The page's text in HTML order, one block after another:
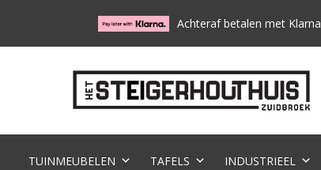
Achteraf betalen met Klarna
TUINMEUBELEN TAFELS INDUSTRIEEL